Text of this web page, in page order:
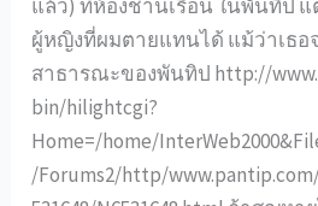
แล้ว) ที่ห้องชานเรือน ในพันทิป
ผู้หญิงที่ผมตายแทนได้ แม้ว่าเธอ
สาธารณะของพันทิป http://
bin/hilightcgi?
Home=/home/
/Forums2/http/